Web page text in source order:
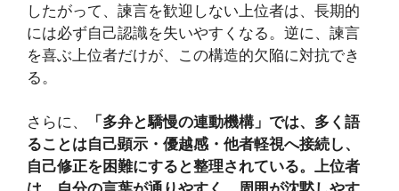
したがって、諫言を歓迎しない上位者は、長期的
には必ず自己認識を失いやすくなる。逆に、諫言
を喜ぶ上位者だけが、この構造的欠陥に対抗でき
る。
さらに、
「多弁と驕慢の連動機構」では、多く語
ることは自己顕示・優越感・他者軽視へ接続し、
自己修正を困難にすると整理されている。上位者